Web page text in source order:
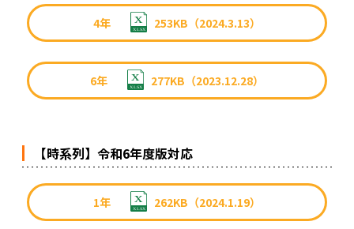
4年 253KB（2024.3.13）
6年 277KB（2023.12.28）
【時系列】令和6年度版対応
1年 262KB（2024.1.19）